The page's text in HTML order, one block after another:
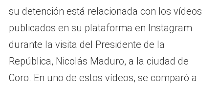
su detención está relacionada con los vídeos
publicados en su plataforma en Instagram
durante la visita del Presidente de la
República, Nicolás Maduro, a la ciudad de
Coro. En uno de estos vídeos, se comparó a